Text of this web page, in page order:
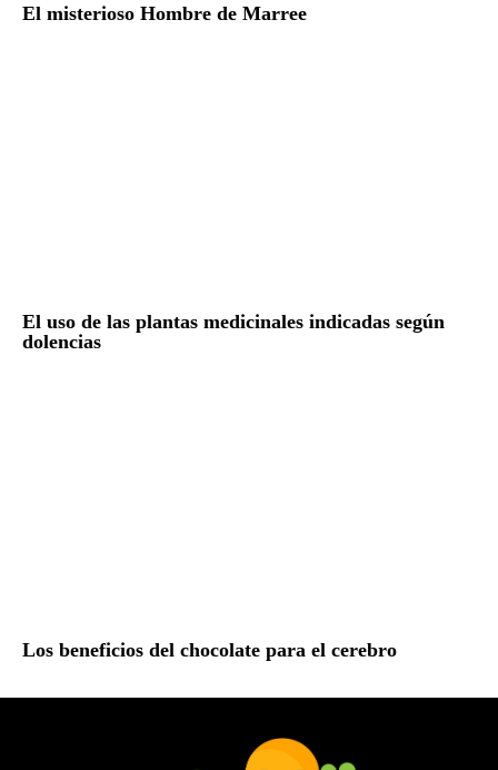
El misterioso Hombre de Marree
El uso de las plantas medicinales indicadas según
dolencias
Los beneficios del chocolate para el cerebro